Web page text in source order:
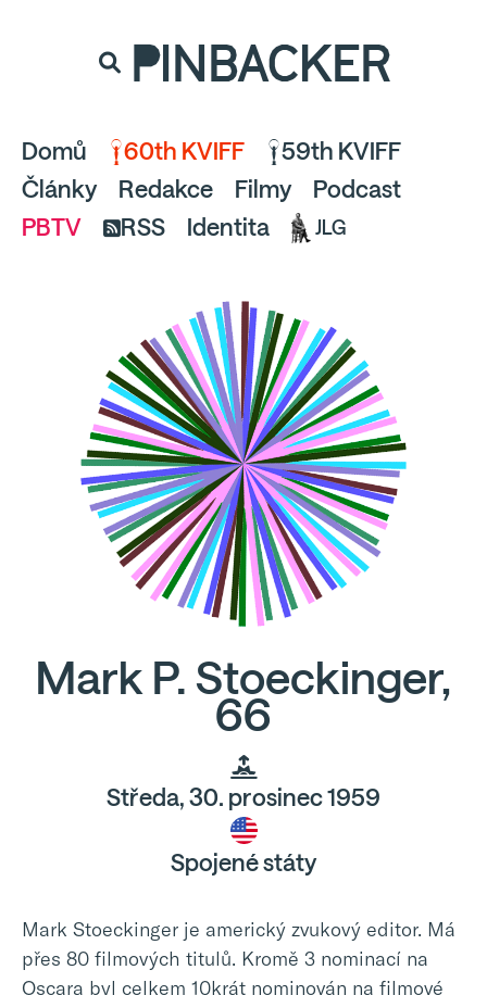
a pusťte se do čtení.
PINBACKER
Domů 60th KVIFF
59th KVIFF
Články
Redakce Filmy
Podcast
PBTV
RSS Identita JLG
Mark P. Stoeckinger,
66
Středa, 30. prosinec 1959
Spojené státy
Mark Stoeckinger je americký zvukový editor. Má
přes 80 filmových titulů. Kromě 3 nominací na
Oscara byl celkem 10krát nominován na filmové